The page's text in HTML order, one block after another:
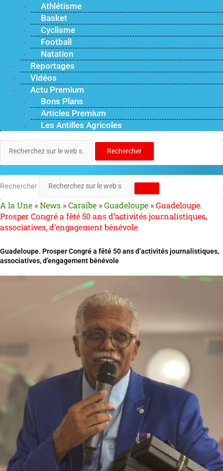
Athlétisme
Basket
Cyclisme
Football
Natation
Reportages
Vidéos
Actu Premium
Bons Plans
Articles Premium
Les Antilles Agricoles
Rechercher
Rechercher
A la Une »News »Caraïbe »Guadeloupe »Guadeloupe.
Prosper Congré a fêté 50 ans d’activités journalistiques,
associatives, d’engagement bénévole
Guadeloupe. Prosper Congré a fêté 50 ans d’activités journalistiques,
associatives, d’engagement bénévole